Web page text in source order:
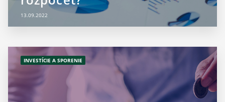
13.09.2022
INVESTÍCIE A SPORENIE